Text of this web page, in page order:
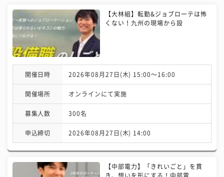
【大林組】転勤&ジョブローテは怖
くない！九州の現場から設
開催日時 2026年08月27日(木) 15:00〜16:00
開催場所 オンラインにて実施
募集人数 300名
申込締切 2026年08月27日(木) 14:00
【中部電力】「きれいごと」を貫
き、想いを形にする！中部電